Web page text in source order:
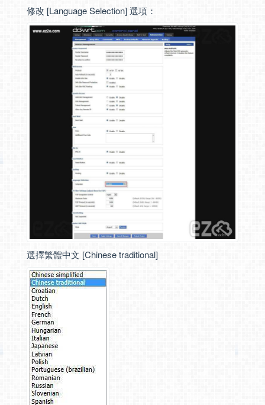
修改 [Language Selection] 選項：
選擇繁體中文 [Chinese traditional]